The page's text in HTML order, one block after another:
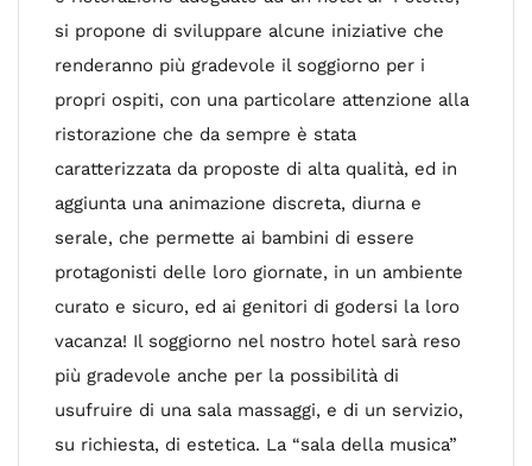
si propone di sviluppare alcune iniziative che
renderanno più gradevole il soggiorno per i
propri ospiti, con una particolare attenzione alla
ristorazione che da sempre è stata
caratterizzata da proposte di alta qualità, ed in
aggiunta una animazione discreta, diurna e
serale, che permette ai bambini di essere
protagonisti delle loro giornate, in un ambiente
curato e sicuro, ed ai genitori di godersi la loro
vacanza! Il soggiorno nel nostro hotel sarà reso
più gradevole anche per la possibilità di
usufruire di una sala massaggi, e di un servizio,
su richiesta, di estetica. La “sala della musica”